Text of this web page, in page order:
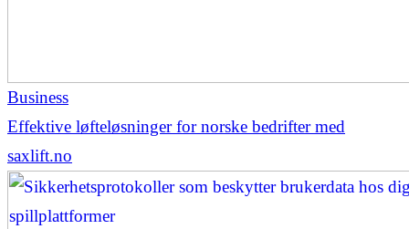
Business
Effektive løfteløsninger for norske bedrifter med
saxlift.no